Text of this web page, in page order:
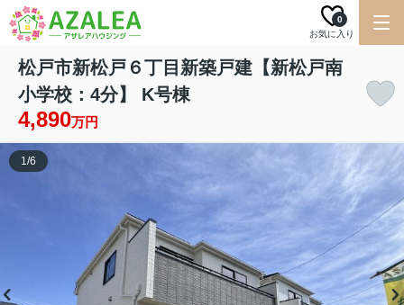
お気に入り
0
松戸市新松戸６丁目新築戸建【新松戸南
小学校：4分】 K号棟
4,890万円
1/6